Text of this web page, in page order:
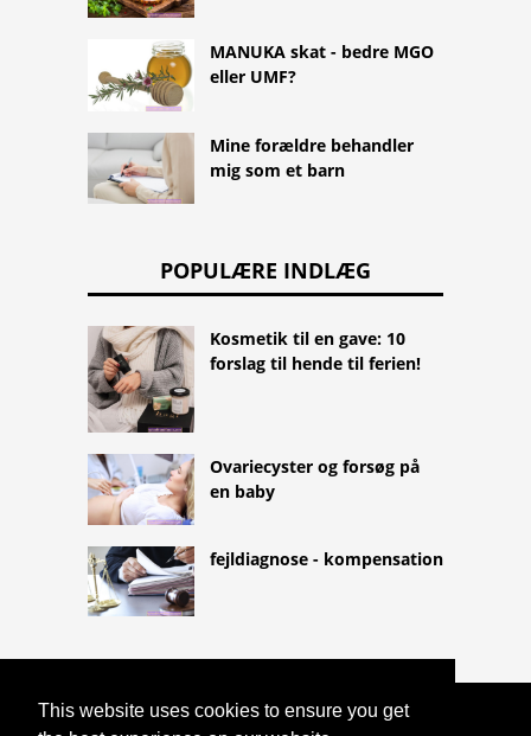
This website uses cookies to ensure you get
MANUKA skat - bedre MGO
eller UMF?
Mine forældre behandler
mig som et barn
POPULÆRE INDLÆG
Kosmetik til en gave: 10
forslag til hende til ferien!
Ovariecyster og forsøg på
en baby
fejldiagnose - kompensation
COPYRIGHT 2026